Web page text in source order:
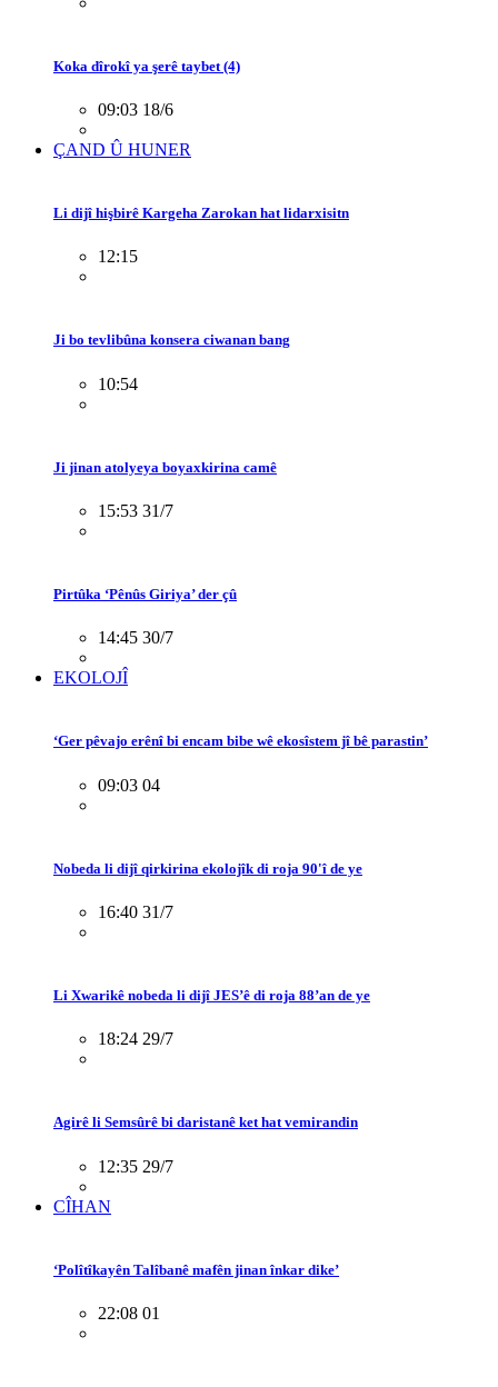
Koka dîrokî ya şerê taybet (4)
09:03 18/6
ÇAND Û HUNER
Li dijî hişbirê Kargeha Zarokan hat lidarxisitn
12:15
Ji bo tevlibûna konsera ciwanan bang
10:54
Ji jinan atolyeya boyaxkirina camê
15:53 31/7
Pirtûka ‘Pênûs Giriya’ der çû
14:45 30/7
EKOLOJÎ
‘Ger pêvajo erênî bi encam bibe wê ekosîstem jî bê parastin’
09:03 04
Nobeda li dijî qirkirina ekolojîk di roja 90'î de ye
16:40 31/7
Li Xwarikê nobeda li dijî JES’ê di roja 88’an de ye
18:24 29/7
Agirê li Semsûrê bi daristanê ket hat vemirandin
12:35 29/7
CÎHAN
‘Polîtîkayên Talîbanê mafên jinan înkar dike’
22:08 01